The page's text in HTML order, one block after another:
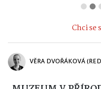
Chci se